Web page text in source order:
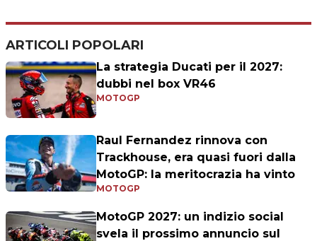
ARTICOLI POPOLARI
La strategia Ducati per il 2027:
dubbi nel box VR46
MOTOGP
Raul Fernandez rinnova con
Trackhouse, era quasi fuori dalla
MotoGP: la meritocrazia ha vinto
MOTOGP
MotoGP 2027: un indizio social
svela il prossimo annuncio sul